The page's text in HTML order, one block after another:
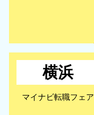
横浜
マイナビ転職フェア